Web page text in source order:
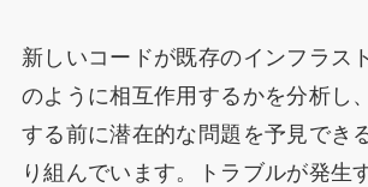
新しいコードが既存のインフラス
のように相互作用するかを分析し
する前に潜在的な問題を予見でき
り組んでいます。トラブルが発生